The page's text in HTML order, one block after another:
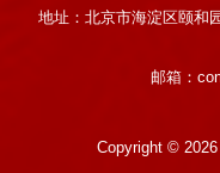
地址：北京市海淀区颐和
邮箱：
Copyright ©